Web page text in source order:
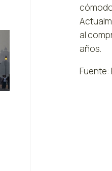
al
años.
Fuente: